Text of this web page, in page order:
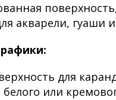
акварели, гуаши
для
или